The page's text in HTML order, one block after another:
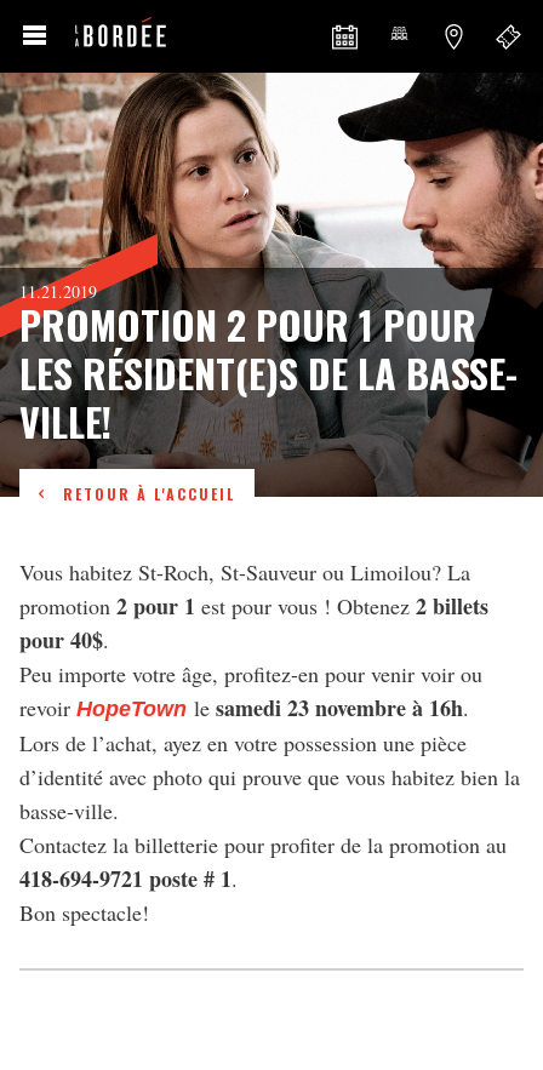
RETOUR À L'ACCUEIL
11.21.2019
PROMOTION 2 POUR 1 POUR
LES RÉSIDENT(E)S DE LA BASSE-
VILLE!
Vous habitez St-Roch, St-Sauveur ou Limoilou? La
promotion 2 pour 1 est pour vous ! Obtenez 2 billets
pour 40$.
Peu importe votre âge, profitez-en pour venir voir ou
revoir HopeTown le samedi 23 novembre à 16h.
Lors de l’achat, ayez en votre possession une pièce
d’identité avec photo qui prouve que vous habitez bien la
basse-ville.
Contactez la billetterie pour profiter de la promotion au
418-694-9721 poste # 1.
Bon spectacle!